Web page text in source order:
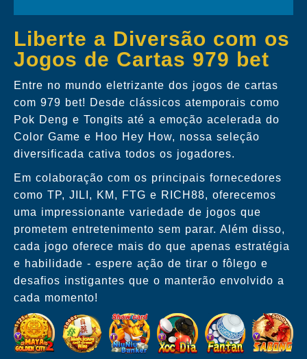
Liberte a Diversão com os
Jogos de Cartas 979 bet
Entre no mundo eletrizante dos jogos de cartas
com 979 bet! Desde clássicos atemporais como
Pok Deng e Tongits até a emoção acelerada do
Color Game e Hoo Hey How, nossa seleção
diversificada cativa todos os jogadores.
Em colaboração com os principais fornecedores
como TP, JILI, KM, FTG e RICH88, oferecemos
uma impressionante variedade de jogos que
prometem entretenimento sem parar. Além disso,
cada jogo oferece mais do que apenas estratégia
e habilidade - espere ação de tirar o fôlego e
desafios instigantes que o manterão envolvido a
cada momento!